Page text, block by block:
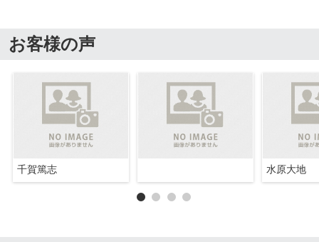
お客様の声
千賀篤志 水原大地